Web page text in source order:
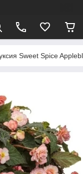
Sweet Spice